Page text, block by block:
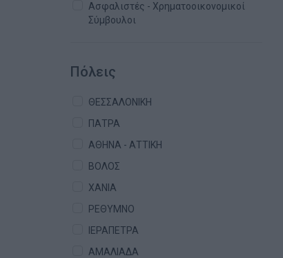
Ασφαλιστές - Χρηματοοικονομικοί
Σύμβουλοι
Πόλεις
ΘΕΣΣΑΛΟΝΙΚΗ
ΠΑΤΡΑ
ΑΘΗΝΑ - ΑΤΤΙΚΗ
ΒΟΛΟΣ
ΧΑΝΙΑ
ΡΕΘΥΜΝΟ
ΙΕΡΑΠΕΤΡΑ
ΑΜΑΛΙΑΔΑ